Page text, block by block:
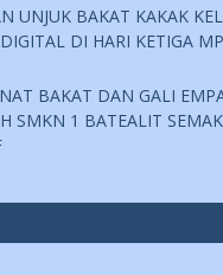
UNJUK BAKAT KAKAK
DI HARI KETIGA
BAKAT DAN GALI
SMKN 1 BATEALIT